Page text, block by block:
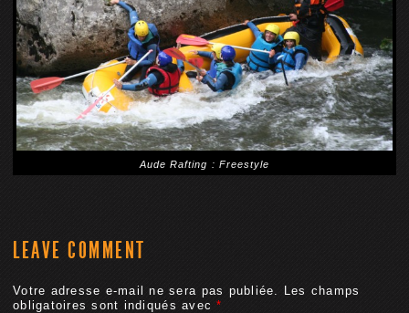
Aude Rafting : Freestyle
LEAVE COMMENT
Votre adresse e-mail ne sera pas publiée.
Les champs
obligatoires sont indiqués avec*